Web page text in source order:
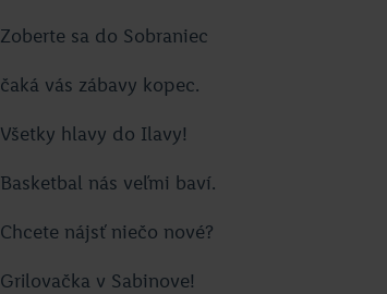
Zoberte sa do Sobraniec
čaká vás zábavy kopec.
Všetky hlavy do Ilavy!
Basketbal nás veľmi baví.
Chcete nájsť niečo nové?
Grilovačka v Sabinove!